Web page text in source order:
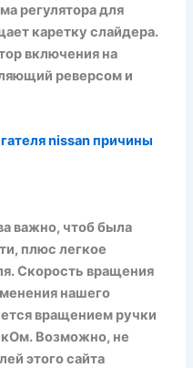
регулятора для
каретку слайдера.
включения на
реверсом и
nissan причины
важно, чтоб была
плюс легкое
Скорость вращения
нашего
вращением ручки
кОм. Возможно, не
этого сайта